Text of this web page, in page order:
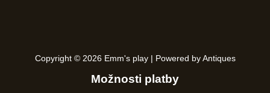
Copyright © 2026 Emm's play | Powered by Antiques
Možnosti platby